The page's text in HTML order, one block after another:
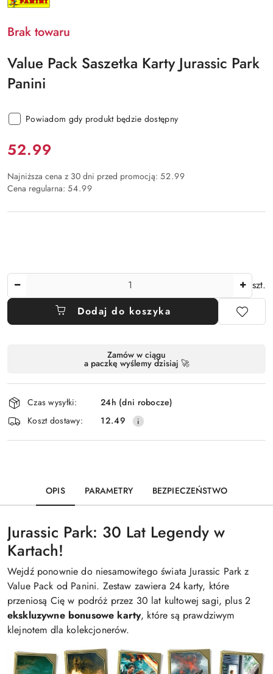
PRODUCENTA:
Brak towaru
Value Pack Saszetka Karty Jurassic Park
Panini
Powiadom gdy produkt będzie dostępny
Cena:
52.99
Najniższa cena z 30 dni przed promocją: 52.99
Cena regularna: 54.99
szt.
Dodaj do koszyka
dostawa
Zamów w ciągu
a paczkę wyślemy dzisiaj 🚀
Czas wysyłki:
24h (dni robocze)
Koszt dostawy:
12.49
OPIS PARAMETRY BEZPIECZEŃSTWO
Jurassic Park: 30 Lat Legendy w
Kartach!
Wejdź ponownie do niesamowitego świata Jurassic Park z
Value Pack od Panini. Zestaw zawiera 24 karty, które
przeniosą Cię w podróż przez 30 lat kultowej sagi, plus 2
ekskluzywne bonusowe karty, które są prawdziwym
klejnotem dla kolekcjonerów.